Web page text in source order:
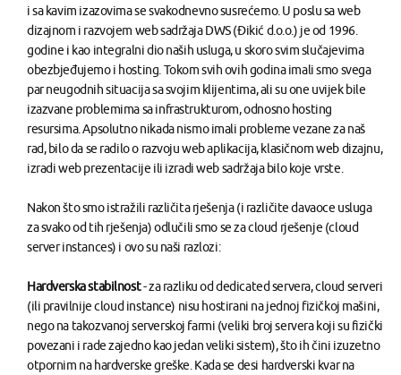
i sa kavim izazovima se svakodnevno susrećemo. U poslu sa web
dizajnom i razvojem web sadržaja DWS (Đikić d.o.o.) je od 1996.
godine i kao integralni dio naših usluga, u skoro svim slučajevima
obezbjeđujemo i hosting. Tokom svih ovih godina imali smo svega
par neugodnih situacija sa svojim klijentima, ali su one uvijek bile
izazvane problemima sa infrastrukturom, odnosno hosting
resursima. Apsolutno nikada nismo imali probleme vezane za naš
rad, bilo da se radilo o razvoju web aplikacija, klasičnom web dizajnu,
izradi web prezentacije ili izradi web sadržaja bilo koje vrste.
Nakon što smo istražili različita rješenja (i različite davaoce usluga
za svako od tih rješenja) odlučili smo se za cloud rješenje (cloud
server instances) i ovo su naši razlozi:
Hardverska stabilnost- za razliku od dedicated servera, cloud serveri
(ili pravilnije cloud instance) nisu hostirani na jednoj fizičkoj mašini,
nego na takozvanoj serverskoj farmi (veliki broj servera koji su fizički
povezani i rade zajedno kao jedan veliki sistem), što ih čini izuzetno
otpornim na hardverske greške. Kada se desi hardverski kvar na